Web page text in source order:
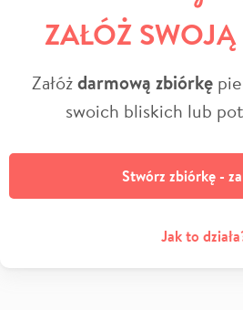
ZAŁÓŻ
Załóżdarmową zbiórkę
swoich bliskich lub
Stwórz zbiórkę -
Jak to